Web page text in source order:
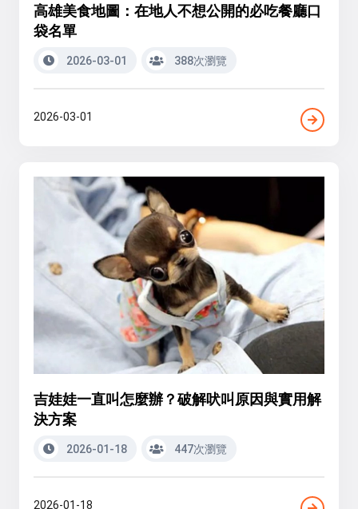
高雄美食地圖：在地人不想公開的必吃餐廳口
袋名單
2026-03-01 388次瀏覽
2026-03-01
吉娃娃一直叫怎麼辦？破解吠叫原因與實用解
決方案
2026-01-18 447次瀏覽
2026-01-18